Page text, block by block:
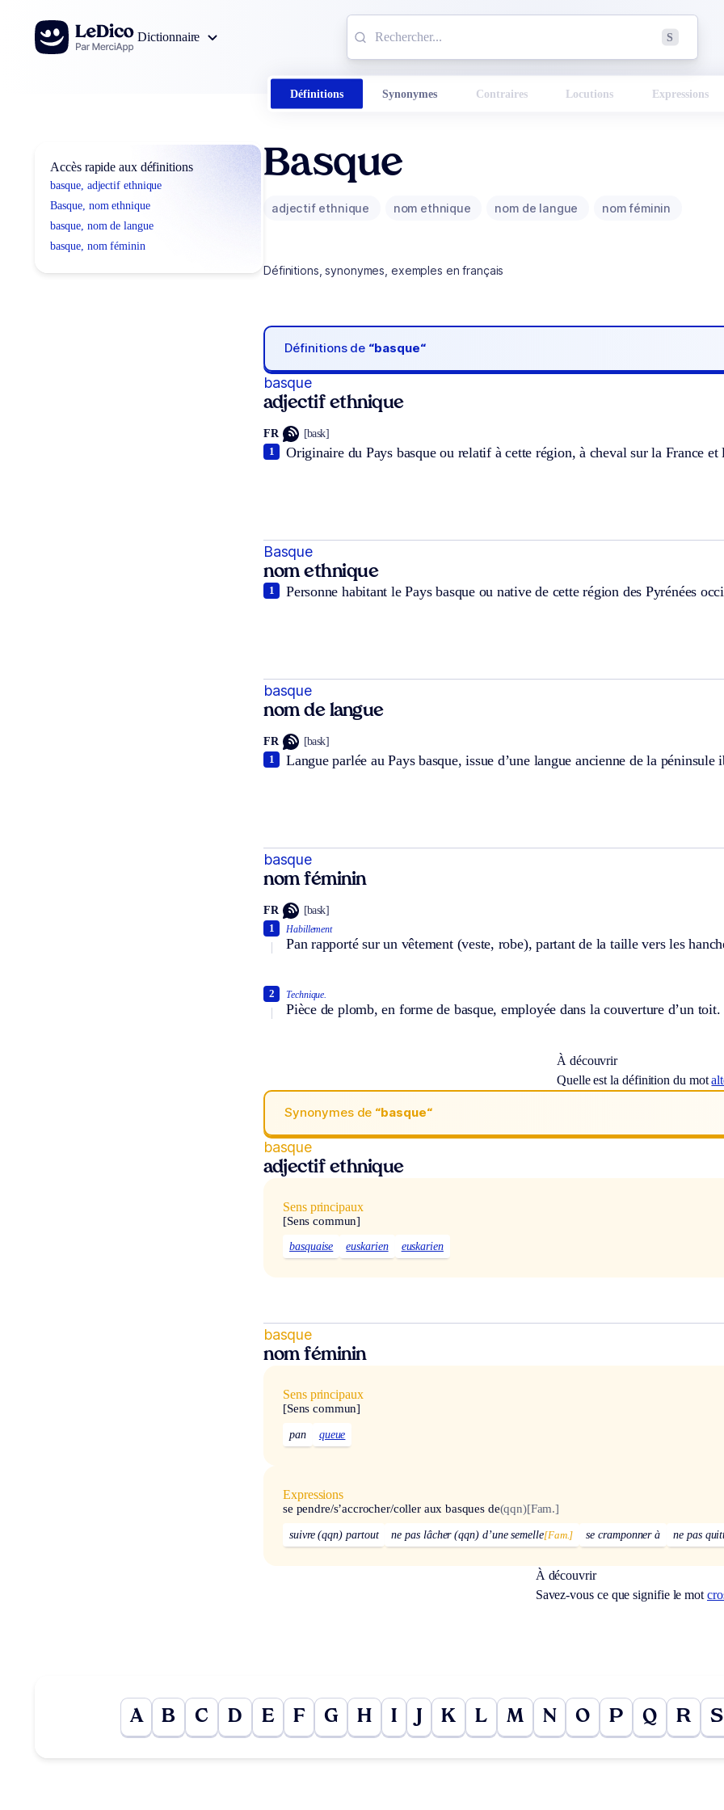
Aller au contenu
Dictionnaire
S
Définitions Synonymes Contraires Locutions Expressions
Accès rapide aux définitions
basque, adjectif ethnique
Basque, nom ethnique
basque, nom de langue
basque, nom féminin
Basque
adjectif ethnique nom ethnique nom de langue nom féminin
Définitions, synonymes, exemples en français
Définitions de “basque“
basque
adjectif ethnique
FR [bask]
Originaire du Pays basque ou relatif à cette région, à cheval sur la France et
1
Basque
nom ethnique
Personne habitant le Pays basque ou native de cette région des Pyrénées
1
basque
nom de langue
FR [bask]
Langue parlée au Pays basque, issue d’une langue ancienne de la péninsule
1
basque
nom féminin
FR [bask]
Habillement
Pan rapporté sur un vêtement (veste, robe), partant de la taille vers les
1
Technique.
Pièce de plomb, en forme de basque, employée dans la couverture d’un toit.
2
À découvrir
Quelle est la définition du mot
Synonymes de “basque“
basque
adjectif ethnique
Sens principaux
[Sens commun]
basquaise euskarien euskarien
basque
nom féminin
Sens principaux
[Sens commun]
pan queue
Expressions
se pendre/s’accrocher/coller aux basques de(qqn)[Fam.]
suivre (qqn) partout ne pas lâcher (qqn) d’une semelle[Fam.] se cramponner à ne pas
À découvrir
Savez-vous ce que signifie le mot
A B C D E F G H I J K L M N O P Q R S